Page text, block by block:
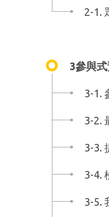
2-1.
3參與
3-1.
3-2.
3-3.
3-4.
3-5.